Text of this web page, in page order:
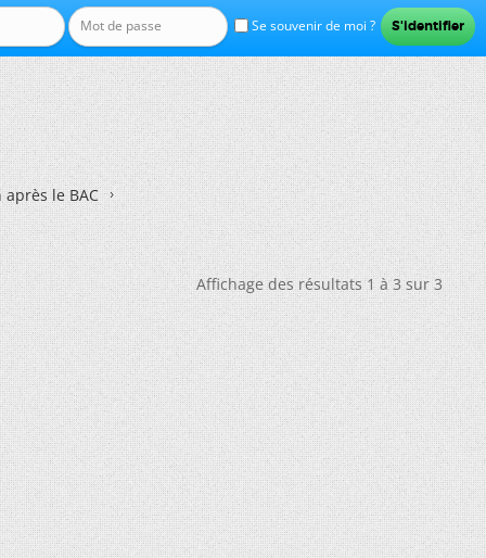
Se souvenir de moi ?
le BAC
Affichage des résultats 1 à 3 sur 3